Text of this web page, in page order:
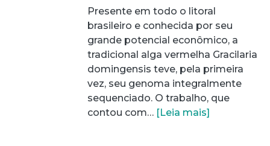
Presente em todo o litoral
brasileiro e conhecida por seu
grande potencial econômico, a
tradicional alga vermelha Gracilaria
domingensis teve, pela primeira
vez, seu genoma integralmente
sequenciado. O trabalho, que
contou com… [Leia mais]